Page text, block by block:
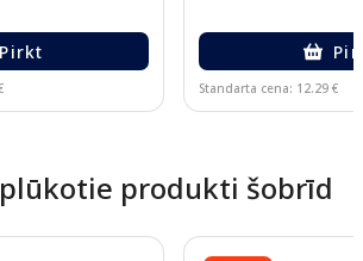
Pirkt
Standarta cena: 12.29 €
produkti šobrīd